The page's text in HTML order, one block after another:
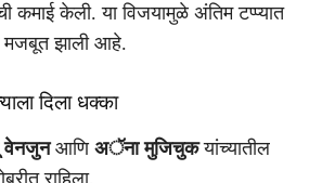
कमाई केली. या विजयामुळे अंतिम टप्प्यात
मजबूत झाली आहे.
दिला धक्का
आणि अॅना मुजिचुकयांच्यातील
राहिला.